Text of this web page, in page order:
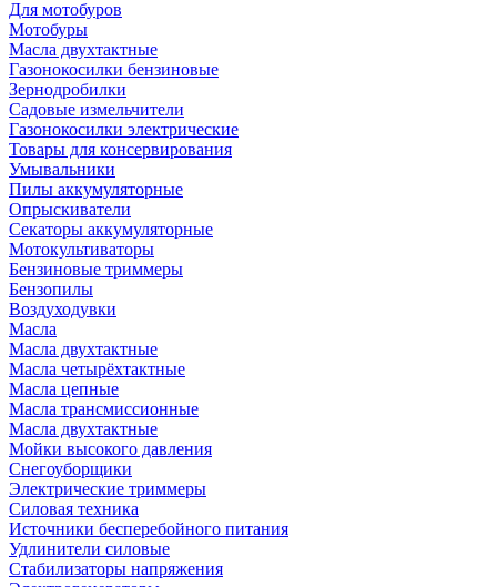
Для мотобуров
Мотобуры
Масла двухтактные
Газонокосилки бензиновые
Зернодробилки
Садовые измельчители
Газонокосилки электрические
Товары для консервирования
Умывальники
Пилы аккумуляторные
Опрыскиватели
Секаторы аккумуляторные
Мотокультиваторы
Бензиновые триммеры
Бензопилы
Воздуходувки
Масла
Масла двухтактные
Масла четырёхтактные
Масла цепные
Масла трансмиссионные
Масла двухтактные
Мойки высокого давления
Снегоуборщики
Электрические триммеры
Силовая техника
Источники бесперебойного питания
Удлинители силовые
Стабилизаторы напряжения